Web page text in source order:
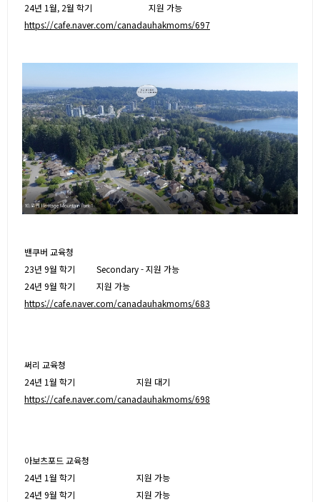
24년 1월, 2월 학기
지원 가능
https://cafe.naver.com/canadauhakmoms/697
밴쿠버 교육청
23년 9월 학기
Secondary - 지원 가능
24년 9월 학기
지원 가능
https://cafe.naver.com/canadauhakmoms/683
써리 교육청
24년 1월 학기
지원 대기
https://cafe.naver.com/canadauhakmoms/698
아보츠포드 교육청
24년 1월 학기
지원 가능
24년 9월 학기
지원 가능